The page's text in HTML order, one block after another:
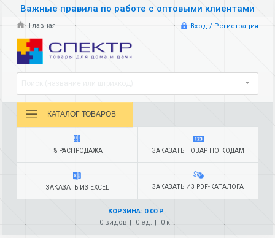
Важные правила по работе с оптовыми клиентами
Главная Вход / Регистрация
КАТАЛОГ ТОВАРОВ
% РАСПРОДАЖА ЗАКАЗАТЬ ТОВАР ПО КОДАМ
ЗАКАЗАТЬ ИЗ EXCEL ЗАКАЗАТЬ ИЗ PDF-КАТАЛОГА
КОРЗИНА: 0.00 Р.
0 видов
0 ед. 0 кг.